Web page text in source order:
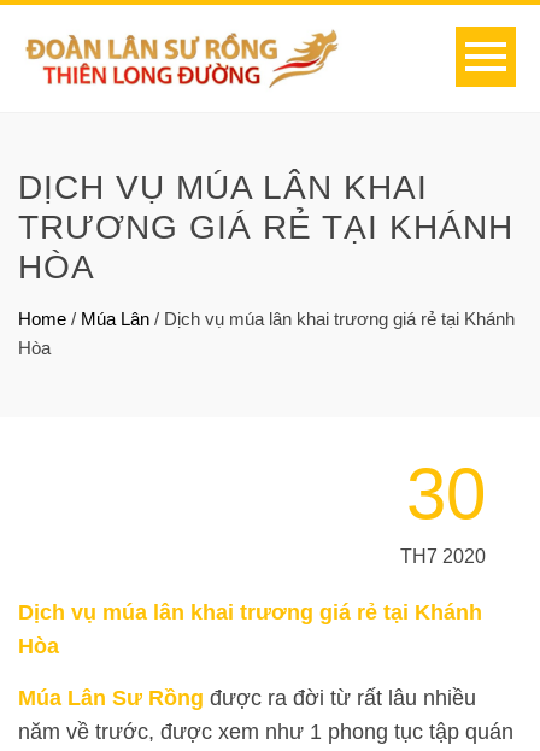
DỊCH VỤ MÚA LÂN KHAI
TRƯƠNG GIÁ RẺ TẠI KHÁNH
HÒA
Home / Múa Lân / Dịch vụ múa lân khai trương giá rẻ tại Khánh
Hòa
30
TH7 2020
Dịch vụ múa lân khai trương giá rẻ tại Khánh
Hòa
Múa Lân Sư Rồng được ra đời từ rất lâu nhiều
năm về trước, được xem như 1 phong tục tập quán